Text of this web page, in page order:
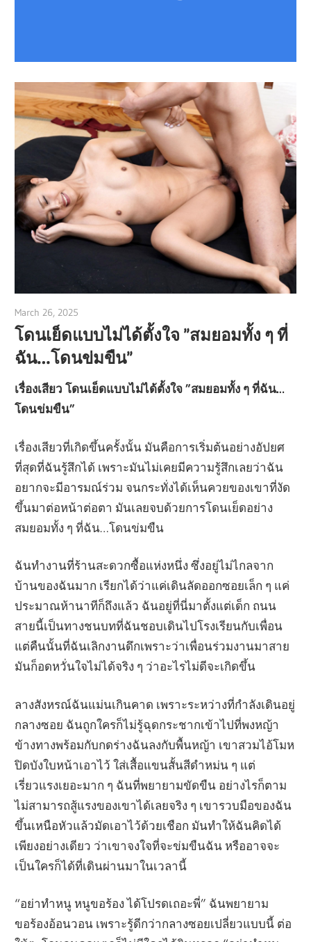
March 26, 2025
โดนเย็ดแบบไม่ได้ตั้งใจ ”สมยอมทั้ง ๆ ที่
ฉัน…โดนข่มขืน”
เรื่องเสียว โดนเย็ดแบบไม่ได้ตั้งใจ ”สมยอมทั้ง ๆ ที่ฉัน…
โดนข่มขืน”
เรื่องเสียวที่เกิดขึ้นครั้งนั้น มันคือการเริ่มต้นอย่างอัปยศ
ที่สุดที่ฉันรู้สึกได้ เพราะมันไม่เคยมีความรู้สึกเลยว่าฉัน
อยากจะมีอารมณ์ร่วม จนกระทั่งได้เห็นควยของเขาที่งัด
ขึ้นมาต่อหน้าต่อตา มันเลยจบด้วยการโดนเย็ดอย่าง
สมยอมทั้ง ๆ ที่ฉัน…โดนข่มขืน
ฉันทำงานที่ร้านสะดวกซื้อแห่งหนึ่ง ซึ่งอยู่ไม่ไกลจาก
บ้านของฉันมาก เรียกได้ว่าแค่เดินลัดออกซอยเล็ก ๆ แค่
ประมาณห้านาทีก็ถึงแล้ว ฉันอยู่ที่นี่มาตั้งแต่เด็ก ถนน
สายนี้เป็นทางชนบทที่ฉันชอบเดินไปโรงเรียนกับเพื่อน
แต่คืนนั้นที่ฉันเลิกงานดึกเพราะว่าเพื่อนร่วมงานมาสาย
มันก็อดหวั่นใจไม่ได้จริง ๆ ว่าอะไรไม่ดีจะเกิดขึ้น
ลางสังหรณ์ฉันแม่นเกินคาด เพราะระหว่างที่กำลังเดินอยู่
กลางซอย ฉันถูกใครก็ไม่รู้ฉุดกระชากเข้าไปที่พงหญ้า
ข้างทางพร้อมกับกดร่างฉันลงกับพื้นหญ้า เขาสวมไอ้โมห
ปิดบังใบหน้าเอาไว้ ใส่เสื้อแขนสั้นสีดำหม่น ๆ แต่
เรี่ยวแรงเยอะมาก ๆ ฉันที่พยายามขัดขืน อย่างไรก็ตาม
ไม่สามารถสู้แรงของเขาได้เลยจริง ๆ เขารวบมือของฉัน
ขึ้นเหนือหัวแล้วมัดเอาไว้ด้วยเชือก มันทำให้ฉันคิดได้
เพียงอย่างเดียว ว่าเขาจงใจที่จะข่มขืนฉัน หรืออาจจะ
เป็นใครก็ได้ที่เดินผ่านมาในเวลานี้
“อย่าทำหนู หนูขอร้อง ได้โปรดเถอะพี่” ฉันพยายาม
ขอร้องอ้อนวอน เพราะรู้ดีกว่ากลางซอยเปลี่ยวแบบนี้ ต่อ